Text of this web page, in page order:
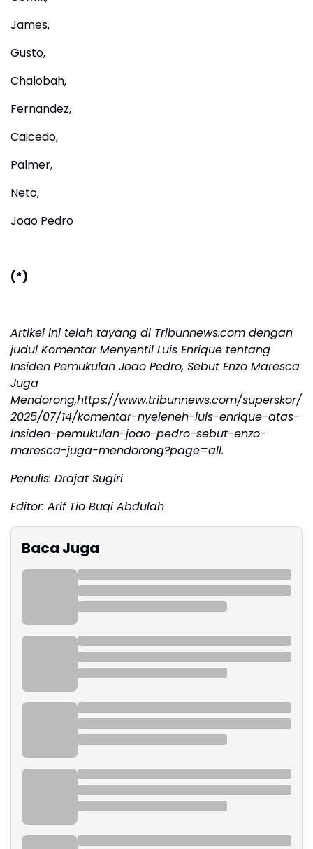
James,
Gusto,
Chalobah,
Fernandez,
Caicedo,
Palmer,
Neto,
Joao Pedro
(*)
Artikel ini telah tayang di Tribunnews.com dengan
judul Komentar Menyentil Luis Enrique tentang
Insiden Pemukulan Joao Pedro, Sebut Enzo Maresca
Juga
Mendorong,https://www.tribunnews.com/superskor/
2025/07/14/komentar-nyeleneh-luis-enrique-atas-
insiden-pemukulan-joao-pedro-sebut-enzo-
maresca-juga-mendorong?page=all.
Penulis: Drajat Sugiri
Editor: Arif Tio Buqi Abdulah
Baca Juga